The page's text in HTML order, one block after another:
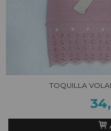
TOQUILLA